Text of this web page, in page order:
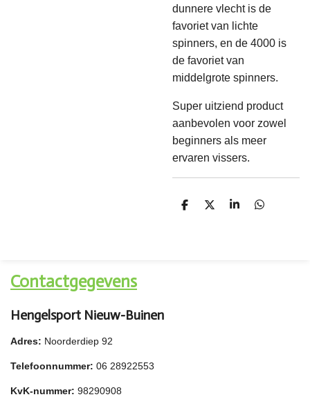
dunnere vlecht is de
favoriet van lichte
spinners, en de 4000 is
de favoriet van
middelgrote spinners.
Super uitziend product
aanbevolen voor zowel
beginners als meer
ervaren vissers.
D
D
S
D
Contactgegevens
Hengelsport Nieuw-Buinen
Adres: Noorderdiep 92
Telefoonnummer: 06 28922553
KvK-nummer: 98290908